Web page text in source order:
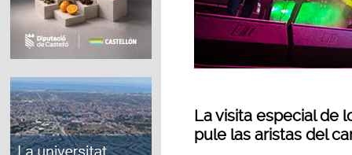
La visita especial de
pule las aristas del